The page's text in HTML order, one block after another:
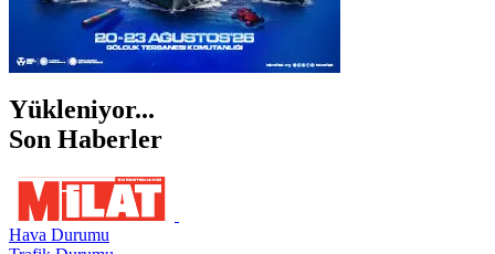
Yükleniyor...
Son Haberler
Hava Durumu